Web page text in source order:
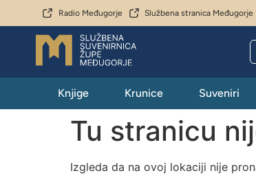
Radio Međugorje Službena stranica Međugorje
Knjige Krunice Suveniri
Tu stranicu
Izgleda da na ovoj lokaciji nije